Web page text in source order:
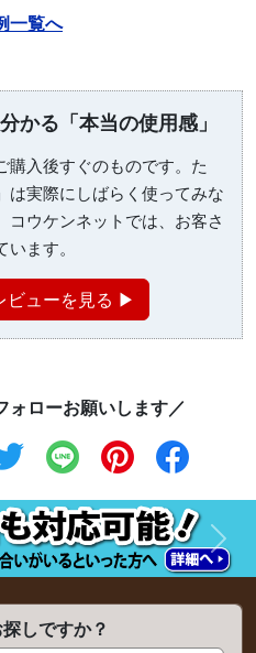
一覧へ
かる「本当の使用感」
購入後すぐのものです。た
は実際にしばらく使ってみな
ウケンネットでは、お客さ
ます。
ビューを見る ▶
ォローお願いします／
次へ
しですか？